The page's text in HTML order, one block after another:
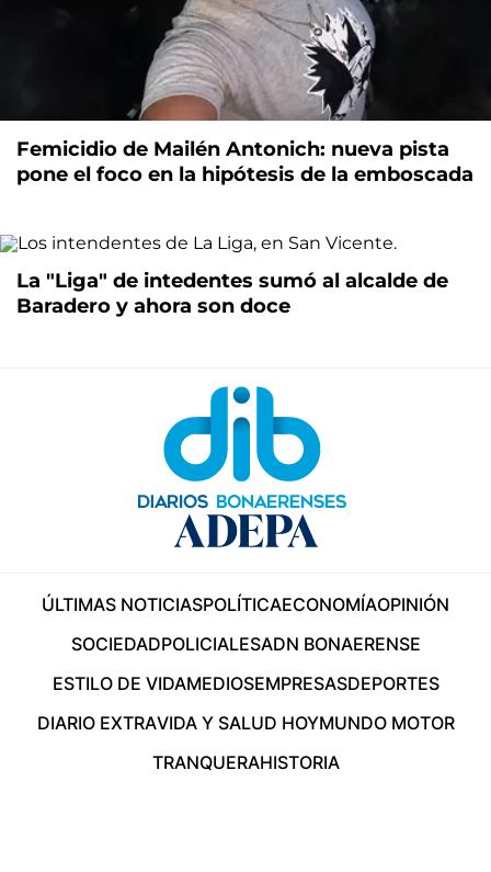
Femicidio de Mailén Antonich: nueva pista
pone el foco en la hipótesis de la emboscada
La "Liga" de intedentes sumó al alcalde de
Baradero y ahora son doce
ÚLTIMAS NOTICIASPOLÍTICAECONOMÍAOPINIÓN
SOCIEDADPOLICIALESADN BONAERENSE
ESTILO DE VIDAMEDIOSEMPRESASDEPORTES
DIARIO EXTRAVIDA Y SALUD HOYMUNDO MOTOR
TRANQUERAHISTORIA